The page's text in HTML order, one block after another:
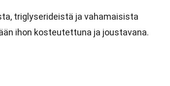
triglyserideistä ja vahamaisista
ihon kosteutettuna ja joustavana.